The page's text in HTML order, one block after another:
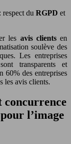
: respect du RGPD et
les avis clientsen
soulève des
Les entreprises
transparents et
60% des entreprises
les avis clients.
concurrence
l’image